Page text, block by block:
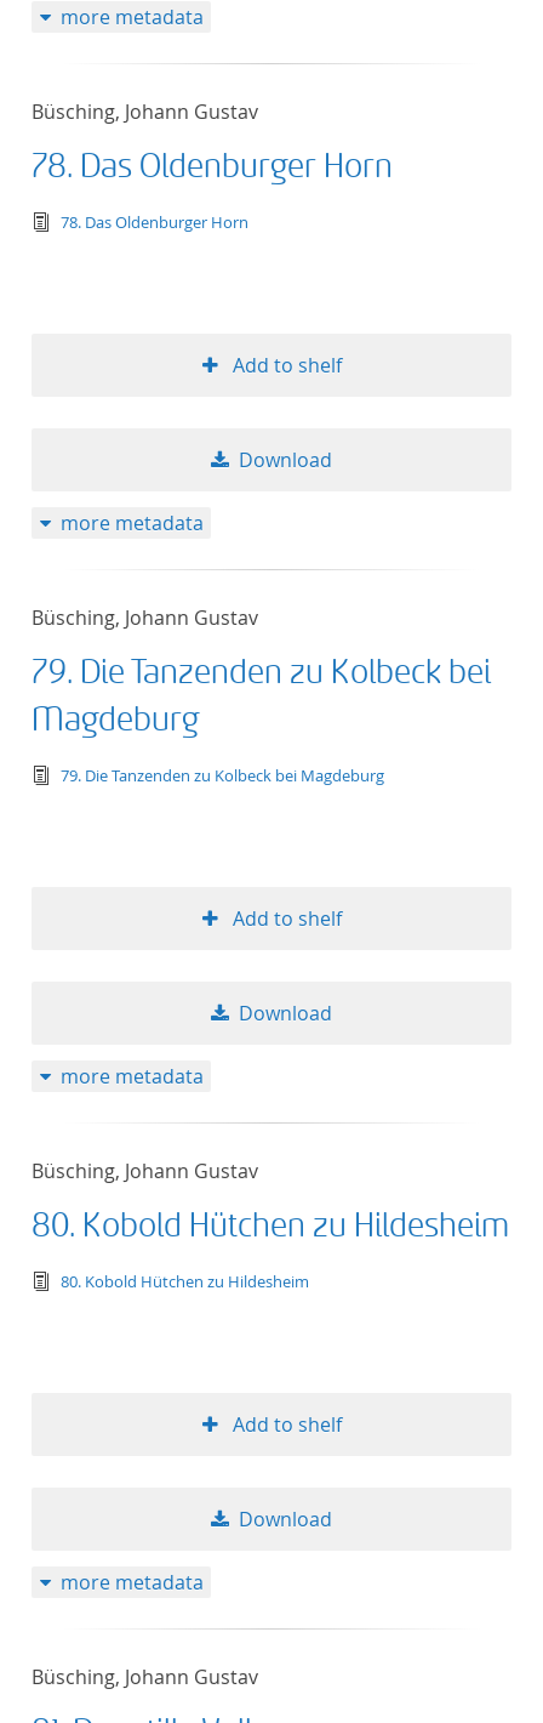
more metadata
Büsching, Johann Gustav
78. Das Oldenburger Horn
text/tg.edition+tg.aggregation+xml
78. Das Oldenburger Horn
Add to shelf
Download
more metadata
Büsching, Johann Gustav
79. Die Tanzenden zu Kolbeck bei
Magdeburg
text/tg.edition+tg.aggregation+xml
79. Die Tanzenden zu Kolbeck bei Magdeburg
Add to shelf
Download
more metadata
Büsching, Johann Gustav
80. Kobold Hütchen zu Hildesheim
text/tg.edition+tg.aggregation+xml
80. Kobold Hütchen zu Hildesheim
Add to shelf
Download
more metadata
Büsching, Johann Gustav